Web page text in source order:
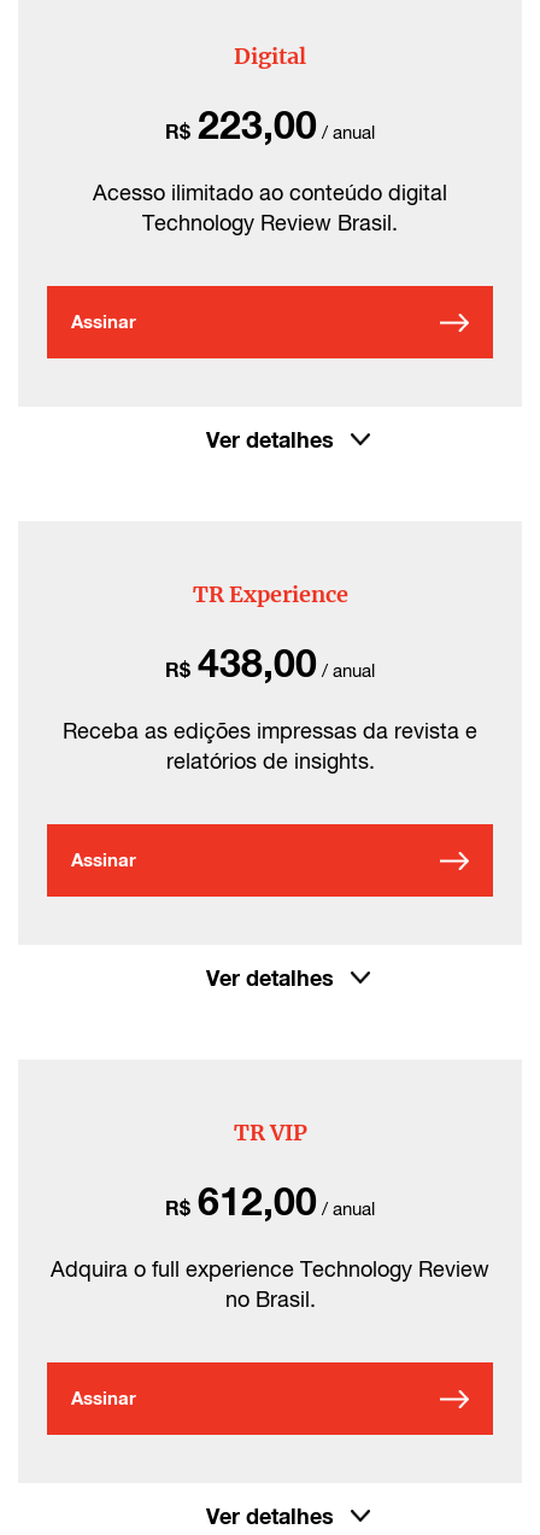
Digital
R$ 223,00 / anual
Acesso ilimitado ao conteúdo digital
Technology Review Brasil.
Assinar
Ver detalhes
TR Experience
R$ 438,00 / anual
Receba as edições impressas da revista e
relatórios de insights.
Assinar
Ver detalhes
TR VIP
R$ 612,00 / anual
Adquira o full experience Technology Review
no Brasil.
Assinar
Ver detalhes